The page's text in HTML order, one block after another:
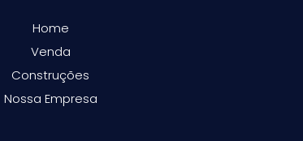
Home
Venda
Construções
Nossa Empresa